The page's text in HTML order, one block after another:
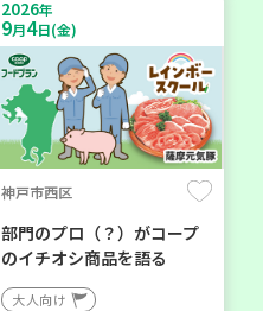
2026年
9月4日(金)
神戸市西区
部門のプロ（？）がコープ
のイチオシ商品を語る
大人向け